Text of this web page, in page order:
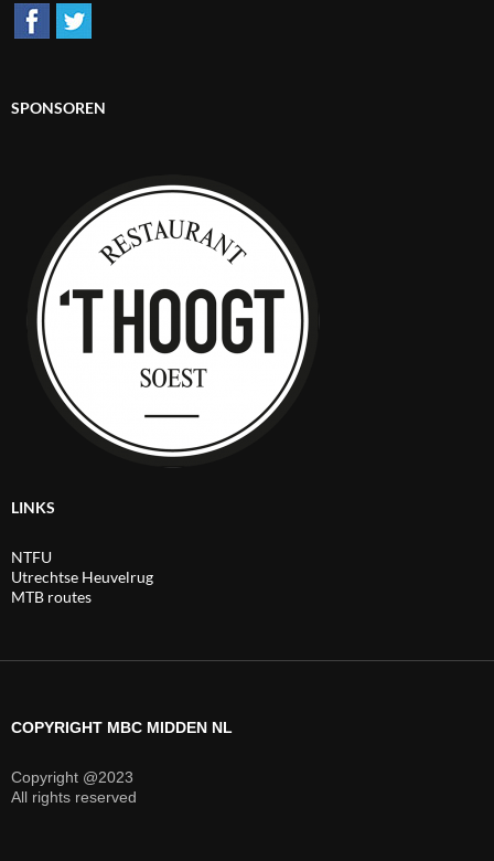
SPONSOREN
LINKS
NTFU
Utrechtse Heuvelrug
MTB routes
COPYRIGHT MBC MIDDEN NL
Copyright @2023
All rights reserved